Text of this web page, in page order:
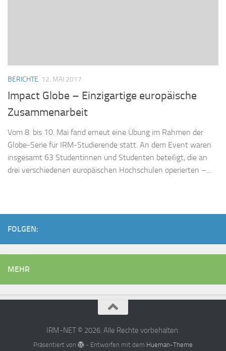
BERICHTE 12. MAI 2017
Impact Globe – Einzigartige europäische
Zusammenarbeit
Vom 8. bis 10. Mai fand erneut eine Übung im Rahmen der
Globe-Serie für IRM-Studierende statt. An dem Event waren
insgesamt 63 Studentinnen und Studenten beteiligt, die an
drei verschiedenen europäischen Hochschulen operierten –...
FOLGEN:
MEHR
IRM-NET © 2026. Alle Rechte vorbehalten.
Präsentiert von - Entworfen mit dem Hueman-Theme